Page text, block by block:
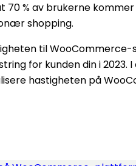
70 % av brukerne
shopping.
til
for kunden din i 2023.
hastigheten på